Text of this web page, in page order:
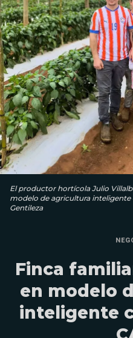
El productor hortícola Julio
modelo de agricultura inteligente
Gentileza
Finca
en modelo
inteligente